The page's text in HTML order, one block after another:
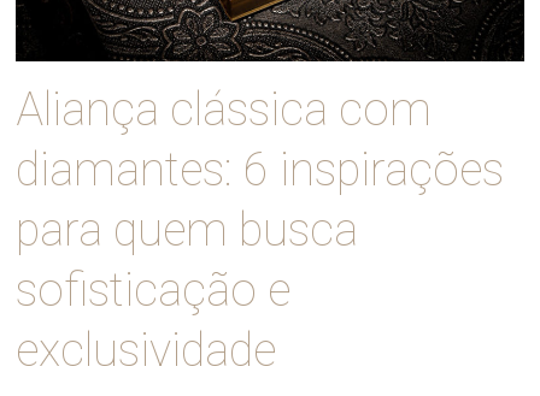
Aliança clássica com
diamantes: 6 inspirações
para quem busca
sofisticação e
exclusividade